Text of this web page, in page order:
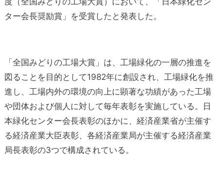
ター会長奨励賞」を受賞したと発表した。
「全国みどりの工場大賞」は、工場緑化の一層の推進を
図ることを目的として1982年に創設され、工場緑化を推
進し、工場内外の環境の向上に顕著な功績があった工場
や団体および個人に対して毎年表彰を実施している。日
本緑化センター会長表彰のほかに、経済産業省が主催す
る経済産業大臣表彰、各経済産業局が主催する経済産業
局長表彰の3つで構成されている。